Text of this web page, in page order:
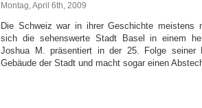
Montag, April 6th, 2009
Die Schweiz war in ihrer Geschichte meistens
sich die sehenswerte Stadt Basel in einem
Joshua M. präsentiert in der 25. Folge seiner
Gebäude der Stadt und macht sogar einen